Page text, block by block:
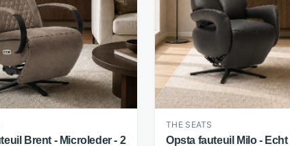
Brent - Microleder - 2
THE SEATS
Opsta fauteuil Milo - Echt